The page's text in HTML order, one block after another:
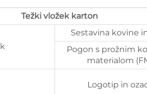
Težki vložek karton
Sestavina kovine
Pogon s prožnim
materialom
Logotip in